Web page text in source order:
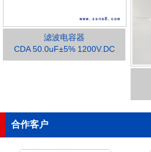
滤波电容器
CDA 50.0uF±5% 1200V.DC
合作客户